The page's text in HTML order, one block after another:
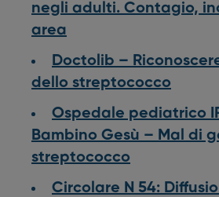
negli adulti. Contagio,
area
Doctolib –
dello streptococco
Ospedale pediatrico
Bambino Gesù – Mal di
streptococco
Circolare N 54: